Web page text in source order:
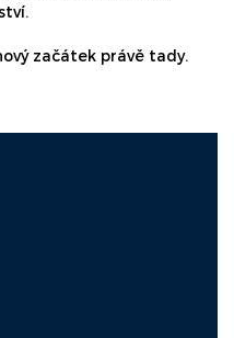
začátek právě tady.